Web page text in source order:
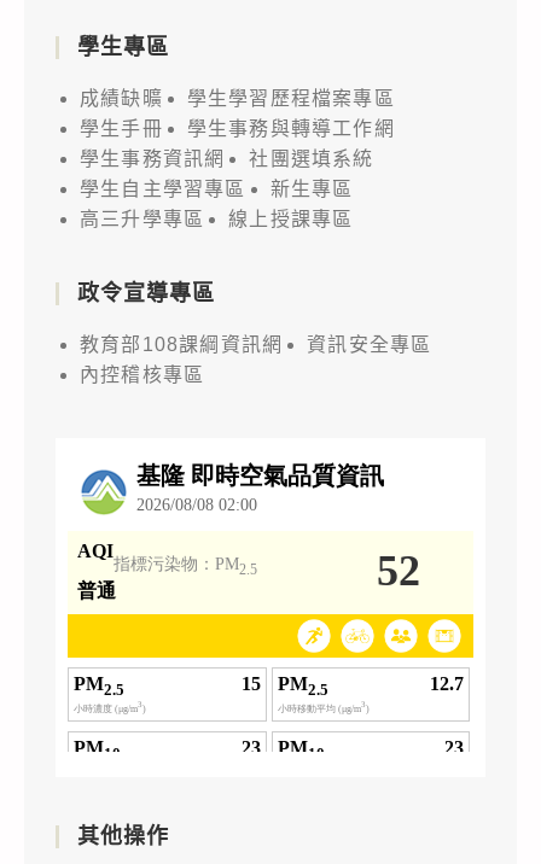
學生專區
成績缺曠
學生學習歷程檔案專區
學生手冊
學生事務與轉導工作網
學生事務資訊網
社團選填系統
學生自主學習專區
新生專區
高三升學專區
線上授課專區
政令宣導專區
教育部108課綱資訊網
資訊安全專區
內控稽核專區
其他操作